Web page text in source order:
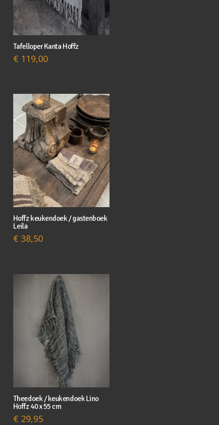
Tafelloper Kanta Hoffz
€ 119,00
Hoffz keukendoek / gastenboek
Leila
€ 38,50
Theedoek / keukendoek Lino
Hoffz 40 x 55 cm
€ 29,95